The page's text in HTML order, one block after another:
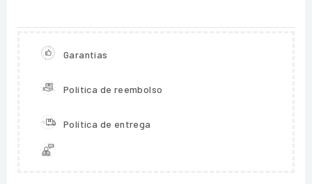
Garantias
Política de reembolso
Política de entrega